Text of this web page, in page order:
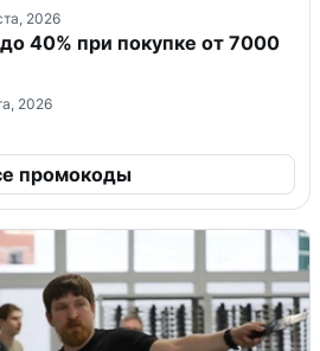
2026
40% при покупке от 7000
2026
промокоды